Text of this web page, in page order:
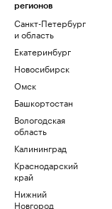
регионов
Санкт-Петербург
и область
Екатеринбург
Новосибирск
Омск
Башкортостан
Вологодская
область
Калининград
Краснодарский
край
Нижний
Новгород